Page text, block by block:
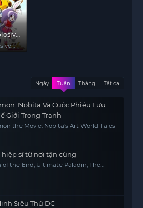
Ngày Tuần Tháng Tất cả
Nobita Và Cuộc Phiêu Lưu
Giới Trong Tranh
the Movie: Nobita's Art World Tales
hiệp sĩ từ nơi tận cùng
of the End, Ultimate Paladin, The
Siêu Thú DC